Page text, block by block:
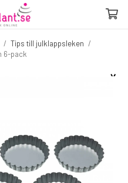
/ Tips till julklappsleken /
6-pack
☓